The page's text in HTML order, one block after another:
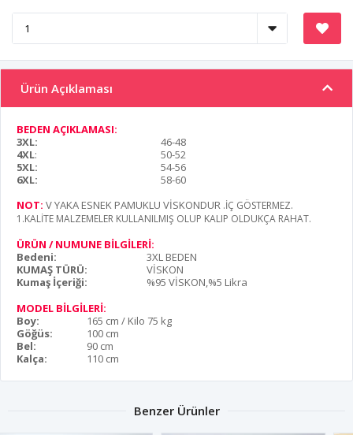
Ürün Açıklaması
BEDEN AÇIKLAMASI:
3XL:
46-48
4XL:
50-52
5XL:
54-56
6XL:
58-60
NOT: V YAKA ESNEK PAMUKLU VİSKONDUR .İÇ GÖSTERMEZ.
1.KALİTE MALZEMELER KULLANILMIŞ OLUP KALIP OLDUKÇA RAHAT.
ÜRÜN / NUMUNE BİLGİLERİ:
Bedeni:
3XL BEDEN
KUMAŞ TÜRÜ:
VİSKON
Kumaş İçeriği:
%95 VİSKON,%5 Likra
MODEL BİLGİLERİ:
Boy:
165 cm / Kilo 75 kg
Göğüs:
100 cm
Bel:
90 cm
Kalça:
110 cm
Benzer Ürünler